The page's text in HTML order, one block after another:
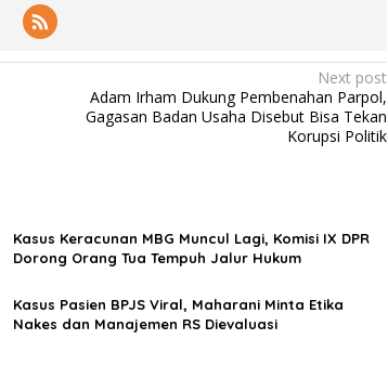
Next post
Adam Irham Dukung Pembenahan Parpol,
Gagasan Badan Usaha Disebut Bisa Tekan
Korupsi Politik
Kasus Keracunan MBG Muncul Lagi, Komisi IX DPR
Dorong Orang Tua Tempuh Jalur Hukum
Kasus Pasien BPJS Viral, Maharani Minta Etika
Nakes dan Manajemen RS Dievaluasi